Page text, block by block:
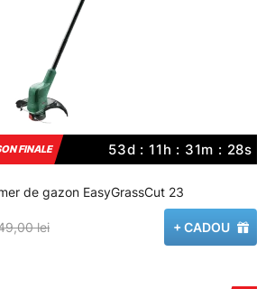
FINALE 53d : 11h : 31m : 27s
de gazon EasyGrassCut 23
lei + CADOU